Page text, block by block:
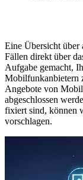
Eine Übersicht über
Fällen direkt über
Aufgabe gemacht,
Mobilfunkanbietern
Angebote von
abgeschlossen
fixiert sind, können
vorschlagen.